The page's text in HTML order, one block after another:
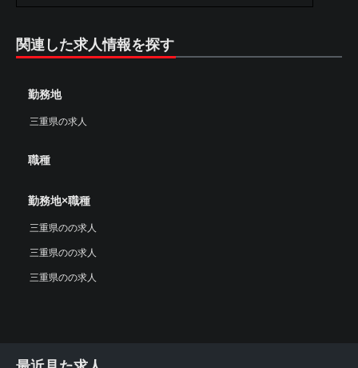
関連した求人情報を探す
勤務地
三重県の求人
職種
勤務地×職種
三重県のの求人
三重県のの求人
三重県のの求人